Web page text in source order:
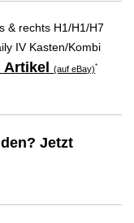
& rechts H1/H1/H7
IV Kasten/Kombi
Artikel(auf eBay)*
Jetzt